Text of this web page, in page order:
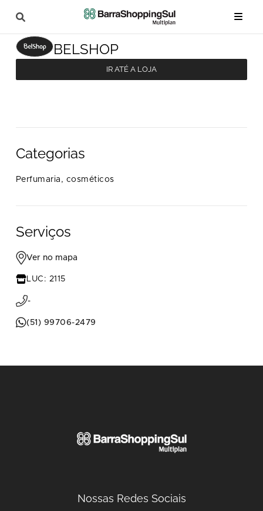
BELSHOP
IR ATÉ A LOJA
Categorias
Perfumaria, cosméticos
Serviços
Ver no mapa
LUC: 2115
-
(51) 99706-2479
Nossas Redes Sociais